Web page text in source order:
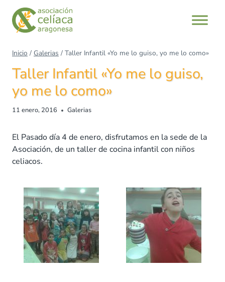
Saltar
contenido
Inicio / Galerias / Taller Infantil «Yo me lo guiso, yo me lo como»
Taller Infantil «Yo me lo guiso,
yo me lo como»
11 enero, 2016 Galerias
El Pasado día 4 de enero, disfrutamos en la sede de la
Asociación, de un taller de cocina infantil con niños
celiacos.